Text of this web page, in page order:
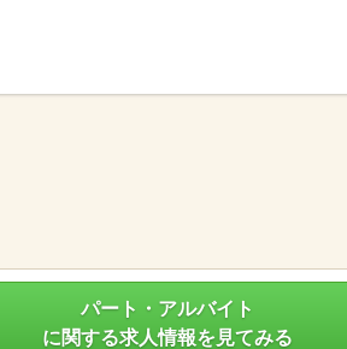
パート・アルバイト
に関する求人情報を見てみる